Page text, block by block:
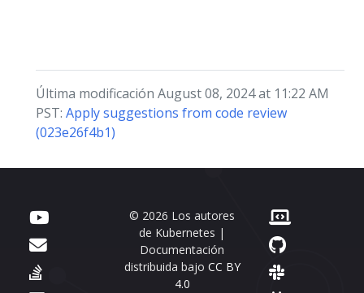
Última modificación August 08, 2024 at 11:22 AM
PST: Apply suggestions from code review
(023e26f4b1)
© 2026 Los autores
de Kubernetes |
Documentación
distribuida bajo CC BY
4.0